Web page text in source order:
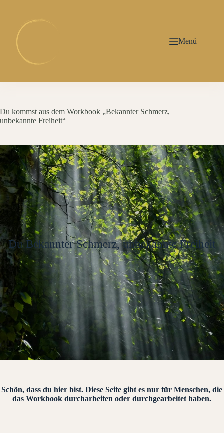
springen
Menü
Du kommst aus dem Workbook „Bekannter Schmerz,
unbekannte Freiheit“
Du Bekannter Schmerz, unbekannte Freiheit
Schön, dass du hier bist. Diese Seite gibt es nur für Menschen, die
das Workbook durcharbeiten oder durchgearbeitet haben.